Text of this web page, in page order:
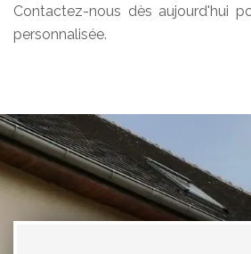
Contactez-nous dès aujourd'hui
personnalisée.